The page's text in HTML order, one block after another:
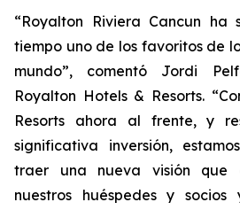
“Royalton Riviera Cancun ha
tiempo uno de los favoritos de
mundo”, comentó Jordi
Royalton Hotels & Resorts.
Resorts ahora al frente, y
significativa inversión,
traer una nueva visión
nuestros huéspedes y